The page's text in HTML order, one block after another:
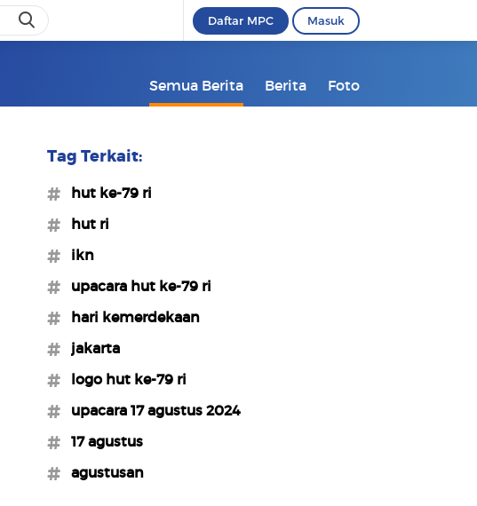
Daftar MPC Masuk
Semua Berita Berita Foto
Tag Terkait:
#hut ke-79 ri
#hut ri
#ikn
#upacara hut ke-79 ri
#hari kemerdekaan
#jakarta
#logo hut ke-79 ri
#upacara 17 agustus 2024
#17 agustus
#agustusan